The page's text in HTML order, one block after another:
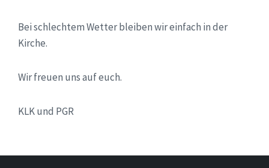
Bei schlechtem Wetter bleiben wir einfach in der
Kirche.
Wir freuen uns auf euch.
KLK und PGR